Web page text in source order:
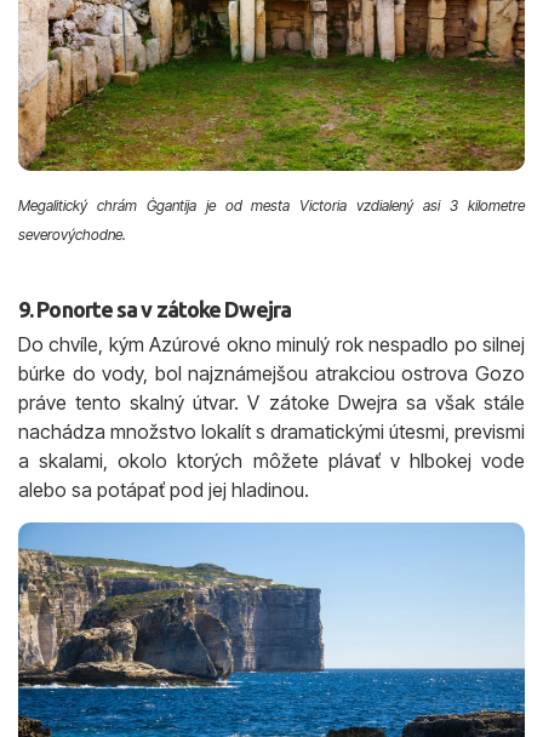
Megalitický chrám Ġgantija je od mesta Victoria vzdialený asi 3 kilometre
severovýchodne.
9. Ponorte sa v zátoke Dwejra
Do chvíle, kým Azúrové okno minulý rok nespadlo po silnej
búrke do vody, bol najznámejšou atrakciou ostrova Gozo
práve tento skalný útvar. V zátoke Dwejra sa však stále
nachádza množstvo lokalít s dramatickými útesmi, prevismi
a skalami, okolo ktorých môžete plávať v hlbokej vode
alebo sa potápať pod jej hladinou.